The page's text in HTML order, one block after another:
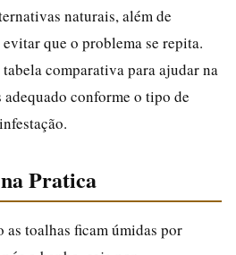
naturais, além de
que o problema se repita.
comparativa para ajudar na
conforme o tipo de
Pratica
as toalhas ficam úmidas por